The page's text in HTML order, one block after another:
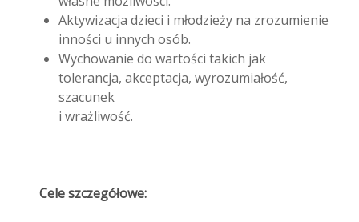
Aktywizacja dzieci i młodzieży na zrozumienie
inności u innych osób.
Wychowanie do wartości takich jak
tolerancja, akceptacja, wyrozumiałość,
szacunek
i wrażliwość.
Cele szczegółowe: